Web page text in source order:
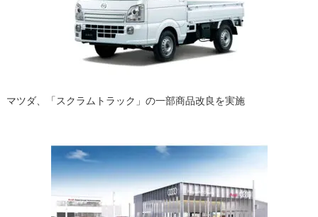
マツダ、「スクラムトラック」の一部商品改良を実施